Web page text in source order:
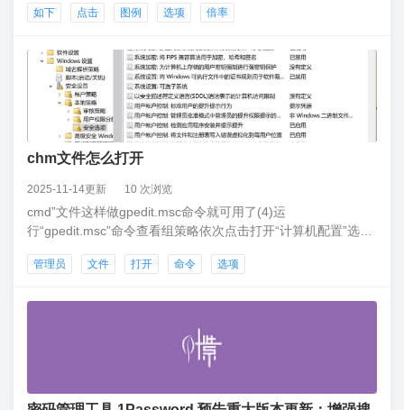
能看到已经修改的结果。
如下 点击 图例 选项 倍率
chm文件怎么打开
2025-11-14更新 10 次浏览
cmd”文件这样做gpedit.msc命令就可用了(4)运
行“gpedit.msc”命令查看组策略依次点击打开“计算机配置”选
置”找到并打开“安全设置”选项，接着打开“本地策略”最后找到
管理员 文件 打开 命令 选项